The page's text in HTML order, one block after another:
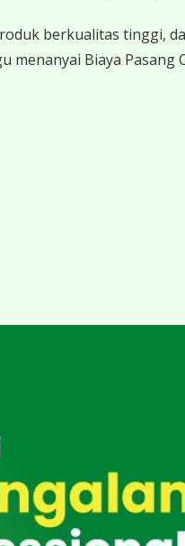
berkualitas tinggi,
Biaya Pasang